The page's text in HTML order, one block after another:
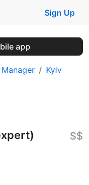
Sign Up
app
Kyiv
$$